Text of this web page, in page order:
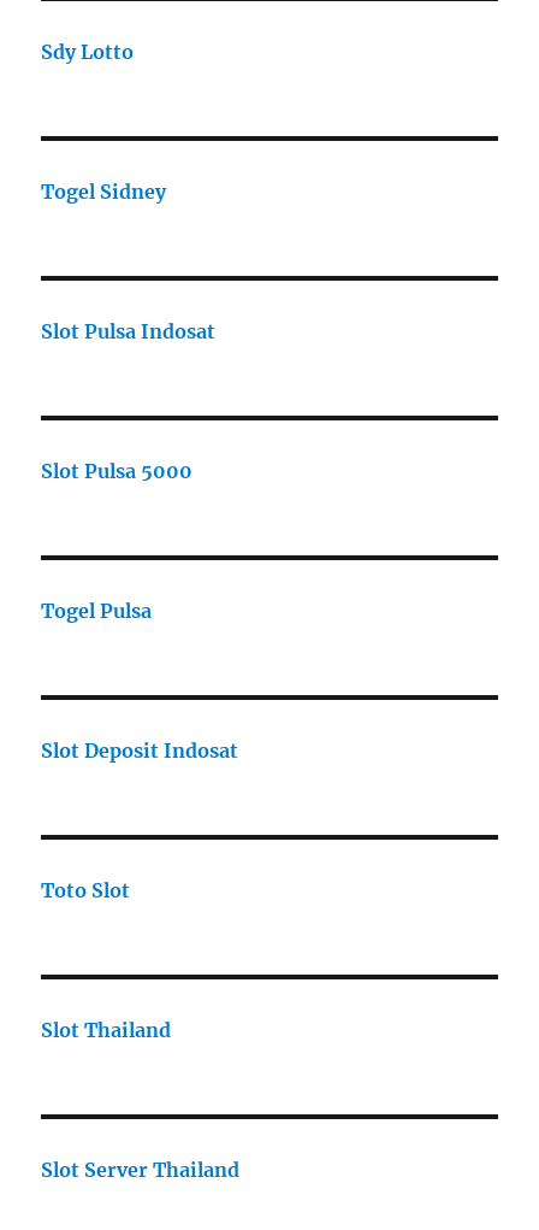
Sdy Lotto
Togel Sidney
Slot Pulsa Indosat
Slot Pulsa 5000
Togel Pulsa
Slot Deposit Indosat
Toto Slot
Slot Thailand
Slot Server Thailand